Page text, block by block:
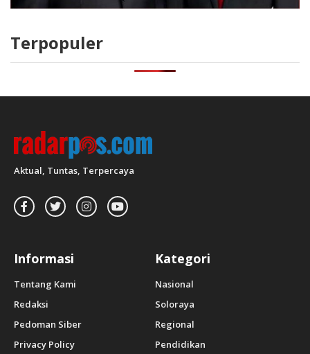
Terpopuler
Aktual, Tuntas, Terpercaya
Informasi
Tentang Kami
Redaksi
Pedoman Siber
Privacy Policy
Kategori
Nasional
Soloraya
Regional
Pendidikan